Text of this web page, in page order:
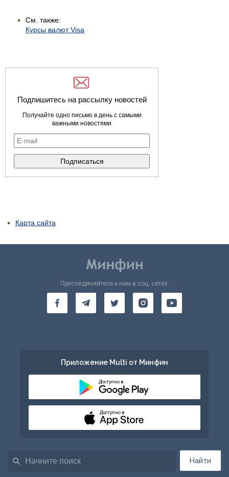
См. также:
Курсы валют Visa
Подпишитесь на рассылку новостей
Получайте одно письмо в день с самыми
важными новостями
Карта сайта
Найти
Присоединяйтесь к нам в соц. сетях:
Приложение Multi от Минфин
Доступно в
Доступно в